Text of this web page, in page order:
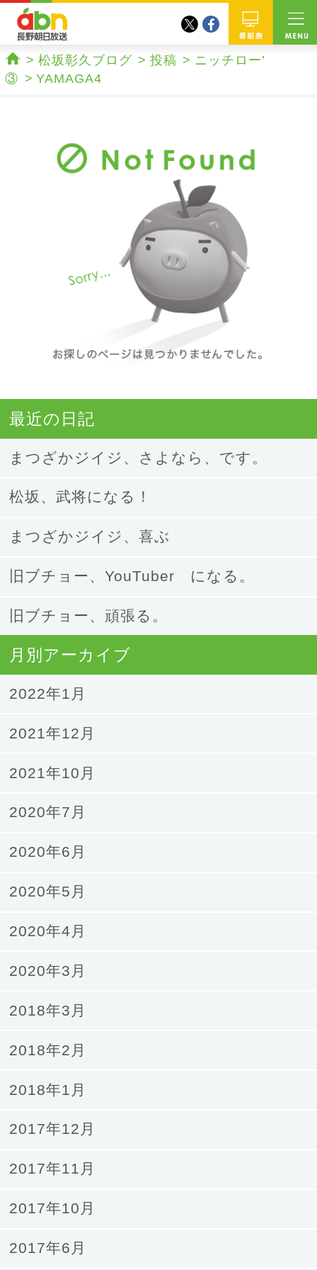
twitterfacebook
ホーム
松坂彰久ブログ 投稿
ニッチロー’
③
YAMAGA4
最近の日記
まつざかジイジ、さよなら、です。
松坂、武将になる！
まつざかジイジ、喜ぶ
旧ブチョー、YouTuber になる。
旧ブチョー、頑張る。
月別アーカイブ
2022年1月
2021年12月
2021年10月
2020年7月
2020年6月
2020年5月
2020年4月
2020年3月
2018年3月
2018年2月
2018年1月
2017年12月
2017年11月
2017年10月
2017年6月